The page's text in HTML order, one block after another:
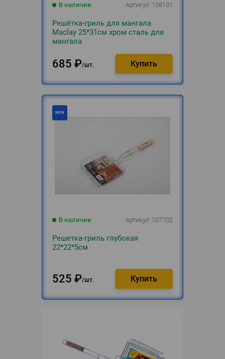
В наличии Артикул 108101
Решётка-гриль для мангала
Maclay 25*31см хром сталь для
мангала
685 ₽ шт.
В наличии Артикул 107702
Решетка-гриль глубокая
22*22*5см
525 ₽ шт.